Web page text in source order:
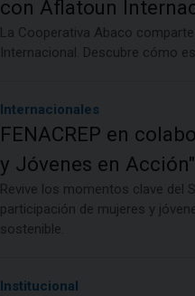
con Aflatoun
La Cooperativa Abaco
Internacional. Descubre cómo
Internacionales
FENACREP en
y Jóvenes en Acción"
Revive los momentos clave del
participación de mujeres y
sostenible.
Institucional